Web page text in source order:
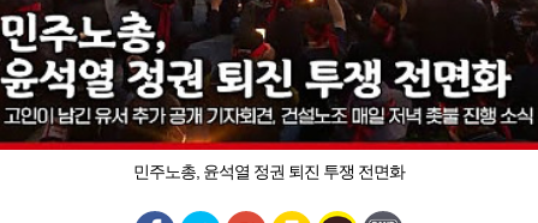
민주노총, 윤석열 정권 퇴진 투쟁 전면화